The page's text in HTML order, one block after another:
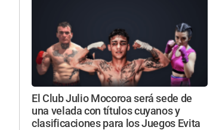
El Club Julio Mocoroa será sede de
una velada con títulos cuyanos y
clasificaciones para los Juegos Evita